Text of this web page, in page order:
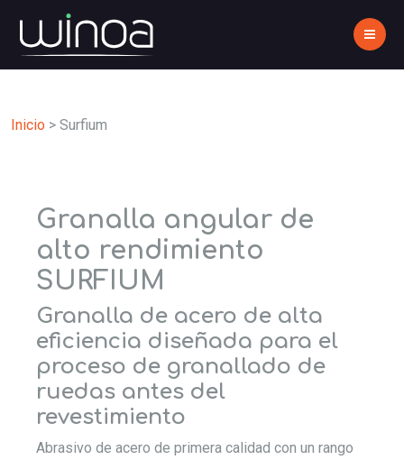
Inicio > Surfium
Granalla angular de
alto rendimiento
SURFIUM
Granalla de acero de alta
eficiencia diseñada para el
proceso de granallado de
ruedas antes del
revestimiento
Abrasivo de acero de primera calidad con un rango